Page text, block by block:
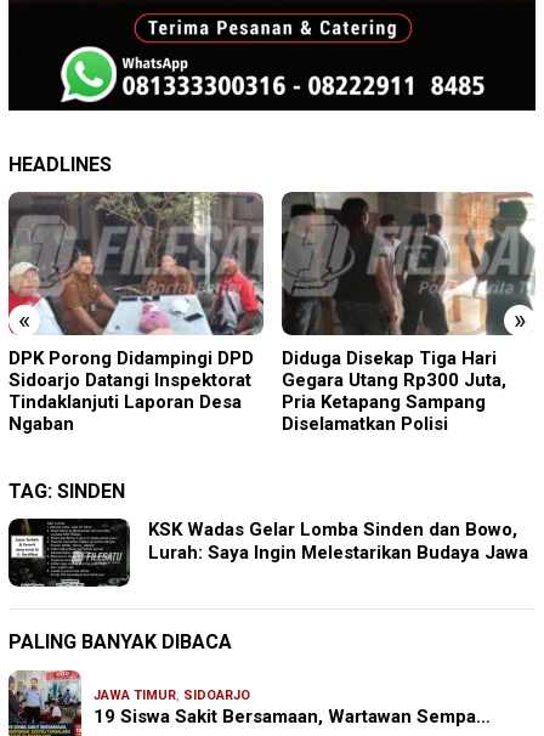
HEADLINES
« »
DPK Porong Didampingi DPD
Sidoarjo Datangi Inspektorat
Tindaklanjuti Laporan Desa
Ngaban
Diduga Disekap Tiga Hari
Gegara Utang Rp300 Juta,
Pria Ketapang Sampang
Diselamatkan Polisi
TAG: SINDEN
KSK Wadas Gelar Lomba Sinden dan Bowo,
Lurah: Saya Ingin Melestarikan Budaya Jawa
PALING BANYAK DIBACA
JAWA TIMUR, SIDOARJO
19 Siswa Sakit Bersamaan, Wartawan Sempa…